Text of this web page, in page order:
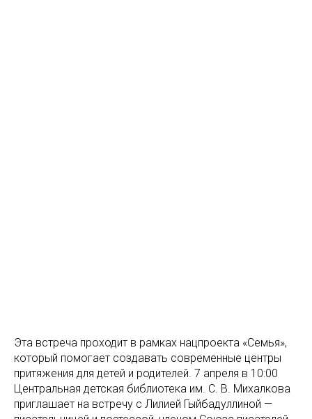
Эта встреча проходит в рамках нацпроекта «Семья»,
который помогает создавать современные центры
притяжения для детей и родителей. 7 апреля в 10:00
Центральная детская библиотека им. С. В. Михалкова
приглашает на встречу с Лилией Гыйбадуллиной —